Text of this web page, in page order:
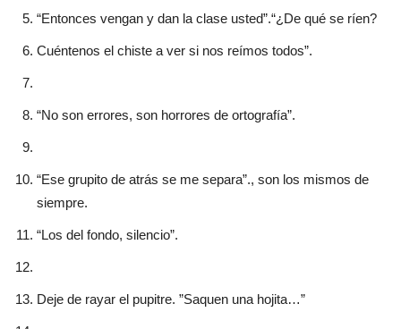
“Entonces vengan y dan la clase usted”.“¿De qué se ríen?
Cuéntenos el chiste a ver si nos reímos todos”.
“No son errores, son horrores de ortografía”.
“Ese grupito de atrás se me separa”., son los mismos de
siempre.
“Los del fondo, silencio”.
Deje de rayar el pupitre. ”Saquen una hojita…”